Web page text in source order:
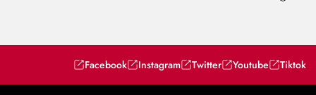
Facebook Instagram Twitter Youtube Tiktok